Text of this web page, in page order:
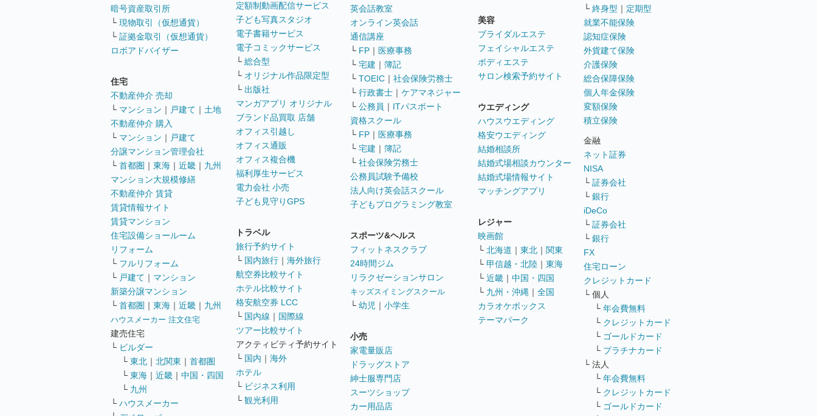
暗号資産取引所
└ 現物取引（仮想通貨）
└ 証拠金取引（仮想通貨）
ロボアドバイザー
住宅
不動産仲介 売却
└ マンション ｜ 戸建て ｜ 土地
不動産仲介 購入
└ マンション ｜ 戸建て
分譲マンション管理会社
└ 首都圏 ｜ 東海 ｜ 近畿 ｜ 九州
マンション大規模修繕
不動産仲介 賃貸
賃貸情報サイト
賃貸マンション
住宅設備ショールーム
リフォーム
└ フルリフォーム
└ 戸建て ｜ マンション
新築分譲マンション
└ 首都圏 ｜ 東海 ｜ 近畿 ｜ 九州
ハウスメーカー 注文住宅
建売住宅
└ ビルダー
└ 東北 ｜ 北関東 ｜ 首都圏
└ 東海 ｜ 近畿 ｜ 中国・四国
└ 九州
└ ハウスメーカー
定額制動画配信サービス
子ども写真スタジオ
電子書籍サービス
電子コミックサービス
└ 総合型
└ オリジナル作品限定型
└ 出版社
マンガアプリ オリジナル
ブランド品買取 店舗
オフィス引越し
オフィス通販
オフィス複合機
福利厚生サービス
電力会社 小売
子ども見守りGPS
トラベル
旅行予約サイト
└ 国内旅行 ｜ 海外旅行
航空券比較サイト
ホテル比較サイト
格安航空券 LCC
└ 国内線 ｜ 国際線
ツアー比較サイト
アクティビティ予約サイト
└ 国内 ｜ 海外
ホテル
└ ビジネス利用
└ 観光利用
英会話教室
オンライン英会話
通信講座
└ FP ｜ 医療事務
└ 宅建 ｜ 簿記
└ TOEIC ｜ 社会保険労務士
└ 行政書士 ｜ ケアマネジャー
└ 公務員 ｜ ITパスポート
資格スクール
└ FP ｜ 医療事務
└ 宅建 ｜ 簿記
└ 社会保険労務士
公務員試験予備校
法人向け英会話スクール
子どもプログラミング教室
スポーツ&ヘルス
フィットネスクラブ
24時間ジム
リラクゼーションサロン
キッズスイミングスクール
└ 幼児 ｜ 小学生
小売
家電量販店
ドラッグストア
紳士服専門店
スーツショップ
カー用品店
美容
ブライダルエステ
フェイシャルエステ
ボディエステ
サロン検索予約サイト
ウエディング
ハウスウエディング
格安ウエディング
結婚相談所
結婚式場相談カウンター
結婚式場情報サイト
マッチングアプリ
レジャー
映画館
└ 北海道 ｜ 東北 ｜ 関東
└ 甲信越・北陸 ｜ 東海
└ 近畿 ｜ 中国・四国
└ 九州・沖縄 ｜ 全国
カラオケボックス
テーマパーク
└ 終身型 ｜ 定期型
就業不能保険
認知症保険
外貨建て保険
介護保険
総合保障保険
個人年金保険
変額保険
積立保険
金融
ネット証券
NISA
└ 証券会社
└ 銀行
iDeCo
└ 証券会社
└ 銀行
FX
住宅ローン
クレジットカード
└ 個人
└ 年会費無料
└ クレジットカード
└ ゴールドカード
└ プラチナカード
└ 法人
└ 年会費無料
└ クレジットカード
└ ゴールドカード